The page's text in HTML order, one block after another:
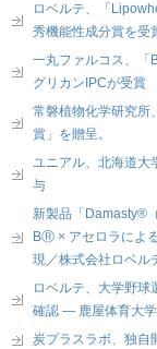
ロベルテ、「
秀機能性成分賞を受
一丸ファルコス、「
グリカンIPCが受賞
常磐植物化学研究所
賞」を贈呈。
ユニアル、北海道大
与
新製品「Damasty®
BⓇ × アセロラによ
現／株式会社ロベル
ロベルテ、大学野
確認 ― 鹿屋体育大
炭プラスラボ、独自